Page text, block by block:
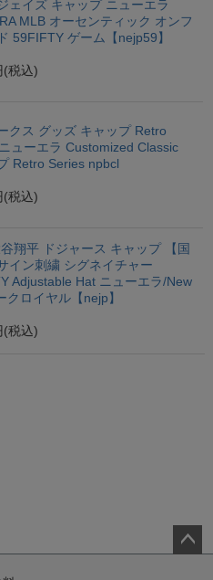
ェイズ キャップ ニューエラ
MLB オーセンティック オンフ
59FIFTY ゲーム【nejp59】
(税込)
クス グッズ キャップ Retro
ューエラ Customized Classic
Retro Series npbcl
(税込)
翔平 ドジャース キャップ 【国
イン刺繍 シグネイチャー
Adjustable Hat ニューエラ/New
クロイヤル【nejp】
(税込)